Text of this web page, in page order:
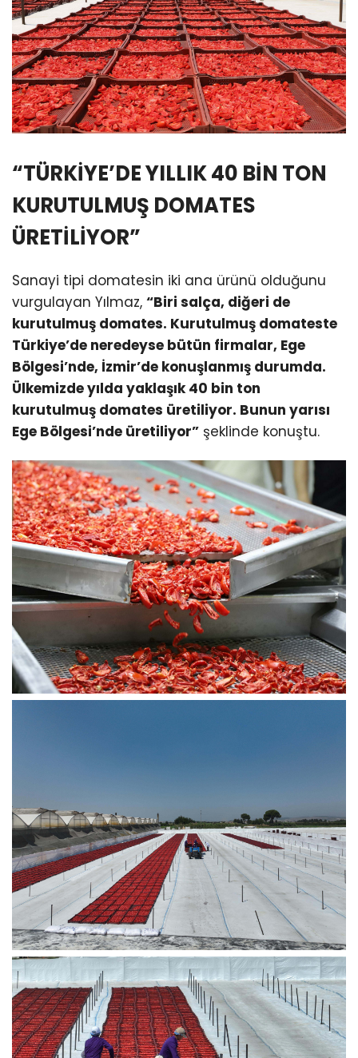
“TÜRKİYE’DE YILLIK 40 BİN TON
KURUTULMUŞ DOMATES
ÜRETİLİYOR”
Sanayi tipi domatesin iki ana ürünü olduğunu
vurgulayan Yılmaz, “Biri salça, diğeri de
kurutulmuş domates. Kurutulmuş domateste
Türkiye’de neredeyse bütün firmalar, Ege
Bölgesi’nde, İzmir’de konuşlanmış durumda.
Ülkemizde yılda yaklaşık 40 bin ton
kurutulmuş domates üretiliyor. Bunun yarısı
Ege Bölgesi’nde üretiliyor” şeklinde konuştu.